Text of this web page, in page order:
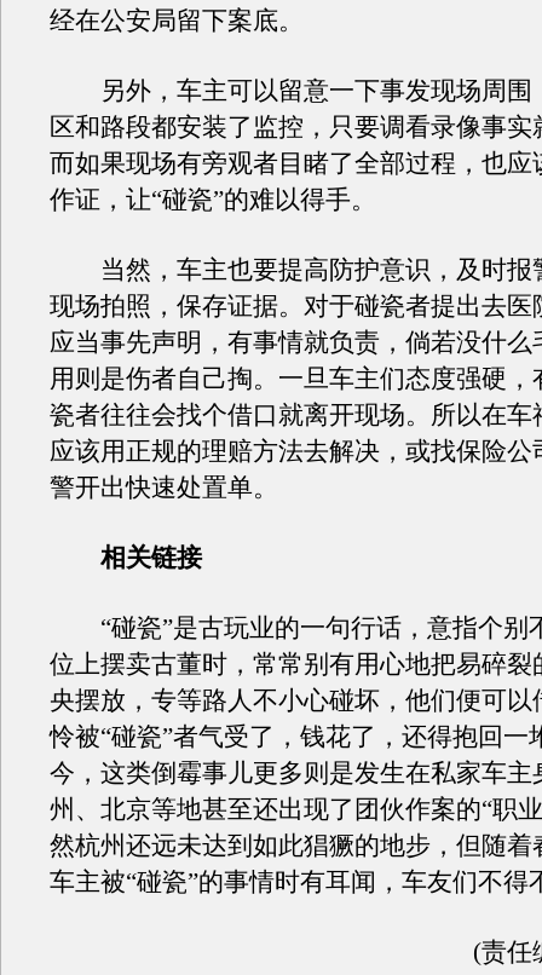
经在公安局留下案底。
另外，车主可以留意一下事发现场周围
区和路段都安装了监控，只要调看录像事实
而如果现场有旁观者目睹了全部过程，也应
作证，让“碰瓷”的难以得手。
当然，车主也要提高防护意识，及时报
现场拍照，保存证据。对于碰瓷者提出去医
应当事先声明，有事情就负责，倘若没什么
用则是伤者自己掏。一旦车主们态度强硬，
瓷者往往会找个借口就离开现场。所以在车
应该用正规的理赔方法去解决，或找保险公
警开出快速处置单。
相关链接
“碰瓷”是古玩业的一句行话，意指个别
位上摆卖古董时，常常别有用心地把易碎裂
央摆放，专等路人不小心碰坏，他们便可以
怜被“碰瓷”者气受了，钱花了，还得抱回一
今，这类倒霉事儿更多则是发生在私家车主
州、北京等地甚至还出现了团伙作案的“职
然杭州还远未达到如此猖獗的地步，但随着
车主被“碰瓷”的事情时有耳闻，车友们不得
(责任